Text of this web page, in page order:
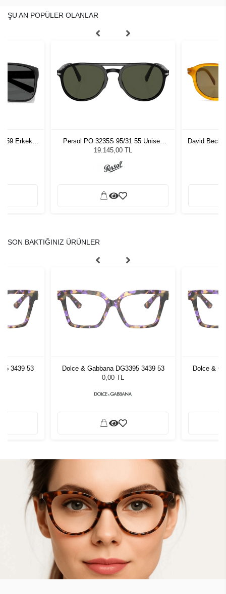
ŞU AN POPÜLER OLANLAR
59 Erkek
Persol PO 3235S 95/31 55 Unisex
Güneş Gözlüğü
19.145,00 TL
David
SON BAKTIĞINIZ ÜRÜNLER
3439 53
Dolce & Gabbana DG3395 3439 53
0,00 TL
Dolce &